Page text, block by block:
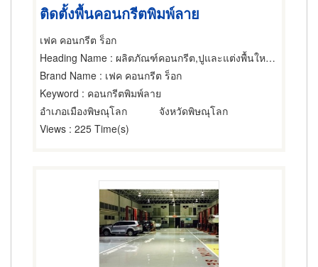
ติดตั้งพื้นคอนกรีตพิมพ์ลาย
เฟค คอนกรีต ร็อก
Heading Name : ผลิตภัณฑ์คอนกรีต,ปูและแต่งพื้นใหม่,ผู้จำหน่ายและรับเหมาปูวัสดุปูพื้น
Brand Name : เฟค คอนกรีต ร็อก
Keyword : คอนกรีตพิมพ์ลาย
อำเภอเมืองพิษณุโลก
จังหวัดพิษณุโลก
Views : 225 Time(s)